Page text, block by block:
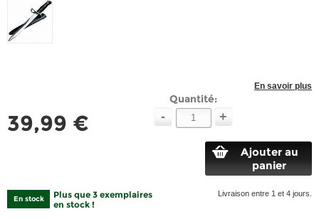
En savoir plus
39,99 €
Quantité:
- +
Ajouter au
panier
En stock
Plus que 3 exemplaires
en stock !
Livraison entre 1 et 4 jours.